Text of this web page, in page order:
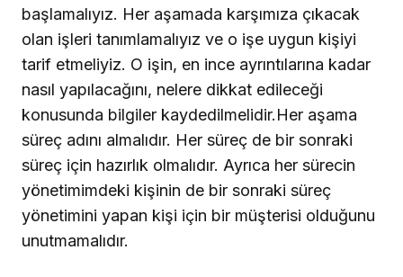
başlamalıyız. Her aşamada karşımıza çıkacak
olan işleri tanımlamalıyız ve o işe uygun kişiyi
tarif etmeliyiz. O işin, en ince ayrıntılarına kadar
nasıl yapılacağını, nelere dikkat edileceği
konusunda bilgiler kaydedilmelidir.Her aşama
süreç adını almalıdır. Her süreç de bir sonraki
süreç için hazırlık olmalıdır. Ayrıca her sürecin
yönetimimdeki kişinin de bir sonraki süreç
yönetimini yapan kişi için bir müşterisi olduğunu
unutmamalıdır.